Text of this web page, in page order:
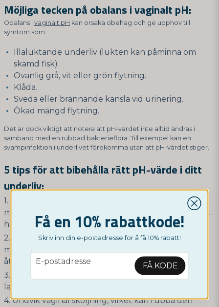
Möjliga tecken på obalans i vaginalt pH:
Obalans i vaginalt pH kan orsaka obehag och ge upphov till
symtom som:
Illaluktande underliv (lukten kan påminna om
skämd fisk)
Ovanlig grå, vit eller grön flytning.
Klåda.
Sveda eller brännande känsla vid urinering.
Ökad mängd flytning.
Det är dock viktigt att notera att pH-värdet inte alltid ändras i
samband med en rubbad bakterieflora. Till exempel kan en
svampinfektion i underlivet förekomma utan att pH-värdet stiger.
5 tips för att bibehålla rätt pH-värde i ditt
underliv:
Använd alltid skydd vid samlag, särskilt om du har
många sexpartners. Kontrollera också att glidmedlet
har ett lågt pH-värde.
Byt bindor eller tamponger regelbundet under
menstruationen. Tamponger bör bytas minst var
åttonde timme, helst oftare.
Bär luftiga kläder och underkläder, eftersom
laktobaciller behöver syre för att överleva.
Undvik vaginal sköljning, vilket kan rubba den
Få en 10% rabattkode!
Skriv inn din e-postadresse for å få 10% rabatt!
email
E-postadresse FÅ KODE